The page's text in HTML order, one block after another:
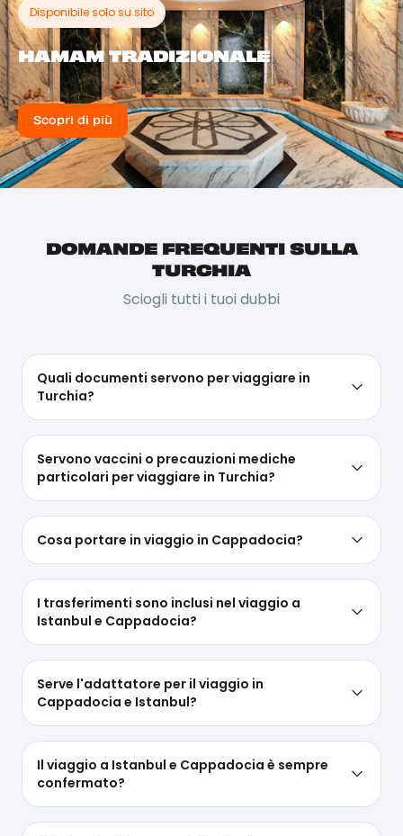
Disponibile solo su sito
HAMAM TRADIZIONALE
Scopri di più
DOMANDE FREQUENTI SULLA
TURCHIA
Sciogli tutti i tuoi dubbi
Quali documenti servono per viaggiare in
Turchia?
Servono vaccini o precauzioni mediche
particolari per viaggiare in Turchia?
Cosa portare in viaggio in Cappadocia?
I trasferimenti sono inclusi nel viaggio a
Istanbul e Cappadocia?
Serve l'adattatore per il viaggio in
Cappadocia e Istanbul?
Il viaggio a Istanbul e Cappadocia è sempre
confermato?